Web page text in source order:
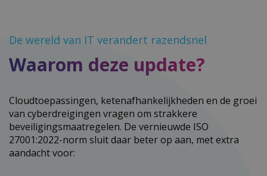
​​​​​​​Waarom deze update?
De wereld van IT verandert razendsnel
Cloudtoepassingen, ketenafhankelijkheden en de groei
van cyberdreigingen vragen om strakkere
beveiligingsmaatregelen. De vernieuwde ISO
27001:2022-norm sluit daar beter op aan, met extra
aandacht voor: